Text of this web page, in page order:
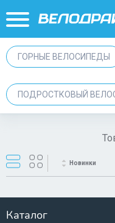
ГОРНЫЕ ВЕЛОСИПЕДЫ
ПОДРОСТКОВЫЙ
Новинки
Каталог